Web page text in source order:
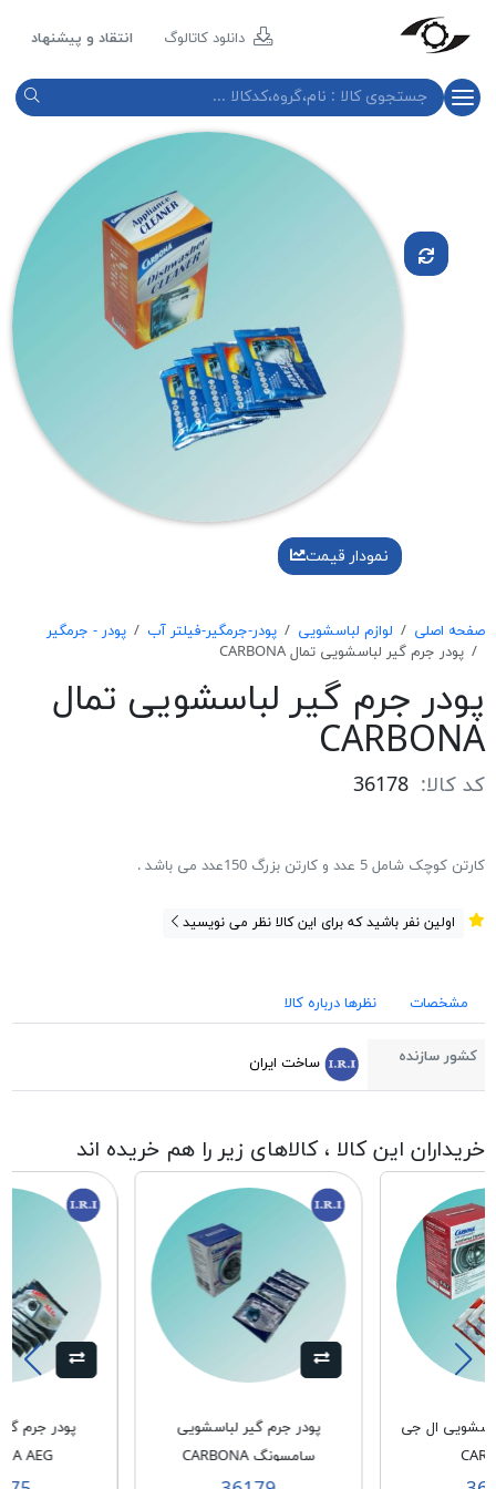
دانلود کاتالوگ انتقاد و پیشنهاد
نمودار قیمت
صفحه اصلی لوازم لباسشویی پودر-جرمگیر-فیلتر آب
پودر - جرمگیر
پودر جرم گیر لباسشویی تمال CARBONA
پودر جرم گیر لباسشویی تمال
CARBONA
کد کالا: 36178
کارتن کوچک شامل 5 عدد و کارتن بزرگ 150عدد می باشد .
اولین نفر باشید که برای این کالا نظر می نویسید
مشخصات نظرها درباره کالا
کشور سازنده ساخت ایران
خریداران این کالا ، کالاهای زیر را هم خریده اند
ال جی
پودر جرم گیر لباسشویی
سامسونگ CARBONA
پودر جرم
AEG